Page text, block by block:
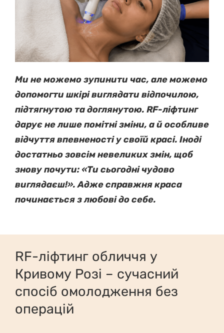
Ми не можемо зупинити час, але можемо
допомогти шкірі виглядати відпочилою,
підтягнутою та доглянутою. RF-ліфтинг
дарує не лише помітні зміни, а й особливе
відчуття впевненості у своїй красі. Іноді
достатньо зовсім невеликих змін, щоб
знову почути: «Ти сьогодні чудово
виглядаєш!». Адже справжня краса
починається з любові до себе.
RF-ліфтинг обличчя у
Кривому Розі – сучасний
спосіб омолодження без
операцій